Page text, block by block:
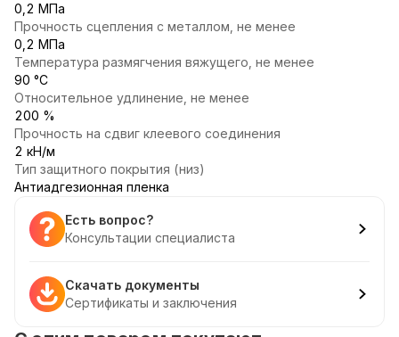
0,2 МПа
Прочность сцепления с металлом, не менее
0,2 МПа
Температура размягчения вяжущего, не менее
90 °С
Относительное удлинение, не менее
200 %
Прочность на сдвиг клеевого соединения
2 кН/м
Тип защитного покрытия (низ)
Антиадгезионная пленка
Есть вопрос?
Консультации специалиста
Скачать документы
Сертификаты и заключения